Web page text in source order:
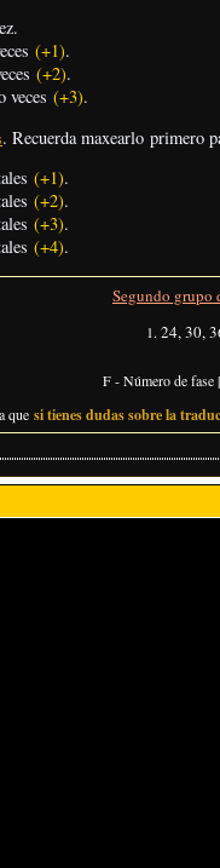
(+1).
(+2).
veces (+3).
. Recuerda maxearlo primero
(+1).
(+2).
(+3).
(+4).
Segundo grupo
24, 30,
F - Número de fase
que si tienes dudas sobre la